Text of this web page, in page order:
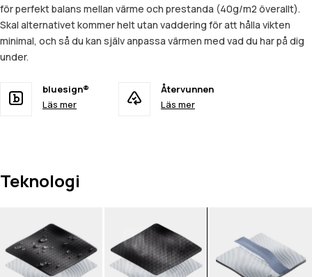
för perfekt balans mellan värme och prestanda (40g/m2 överallt).
Skal alternativet kommer helt utan vaddering för att hålla vikten
minimal, och så du kan själv anpassa värmen med vad du har på dig
under.
bluesign®
Läs mer
Återvunnen
Läs mer
Teknologi